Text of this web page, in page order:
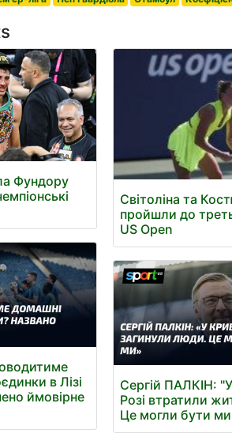
Фундору
в Лізі
ймовірне
Світоліна та
пройшли до
US Open
Сергій ПАЛКІН:
Розі втратили
Це могли бути